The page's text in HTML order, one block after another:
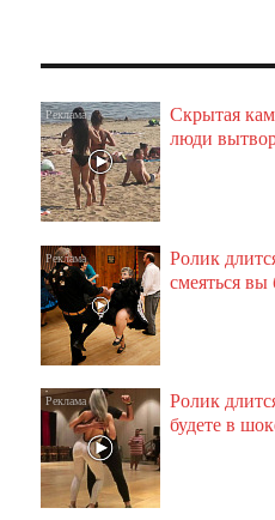
Скрытая
люди
Ролик
смеяться вы
Ролик
будете в